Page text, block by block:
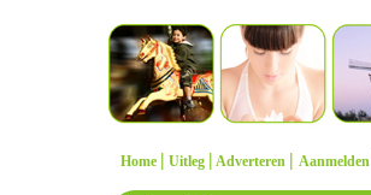
Home | Uitleg | Adverteren | Aanmelden